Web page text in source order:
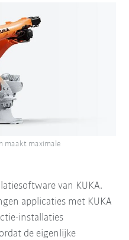
van KUKA.
applicaties met KUKA
installaties
de eigenlijke
maakt maximale